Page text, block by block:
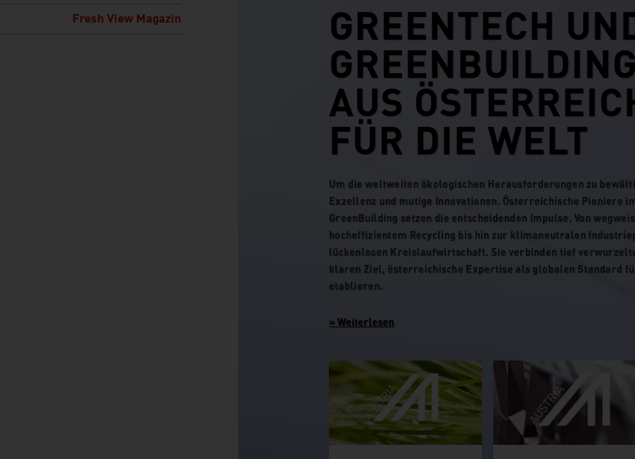
Fresh View Magazin
GREENTECH
GREENBUILDING
AUS
FÜR DIE WELT
Um die weltweiten ökologischen Herausforderungen zu
Exzellenz und mutige Innovationen. Österreichische Pioniere
GreenBuilding setzen die entscheidenden Impulse. Von
hocheffizientem Recycling bis hin zur klimaneutralen
lückenlosen Kreislaufwirtschaft. Sie verbinden tief
klaren Ziel, österreichische Expertise als globalen Standard
etablieren.